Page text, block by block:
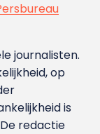
journalisten.
op
is
redactie